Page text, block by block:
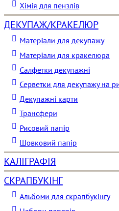
Хімія для пензлів
ДЕКУПАЖ/КРАКЕЛЮР
Матеріали для декупажу
Матеріали для кракелюра
Cалфетки декупажні
Серветки для декупажу на
Декупажні карти
Трансфери
Рисовий папір
Шовковий папір
КАЛІГРАФІЯ
СКРАПБУКІНГ
Альбоми для скрапбукінгу